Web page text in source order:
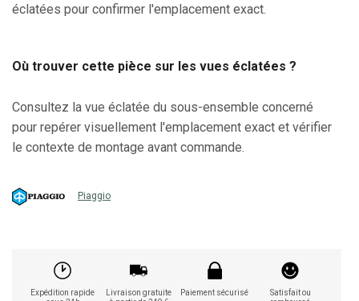
éclatées pour confirmer l'emplacement exact.
Où trouver cette pièce sur les vues éclatées ?
Consultez la vue éclatée du sous-ensemble concerné
pour repérer visuellement l'emplacement exact et vérifier
le contexte de montage avant commande.
Piaggio
Expédition rapide
Livraison gratuite
Paiement sécurisé
Satisfait ou